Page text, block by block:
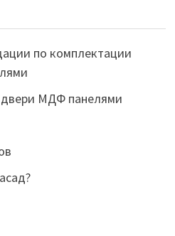
по комплектации
МДФ панелями